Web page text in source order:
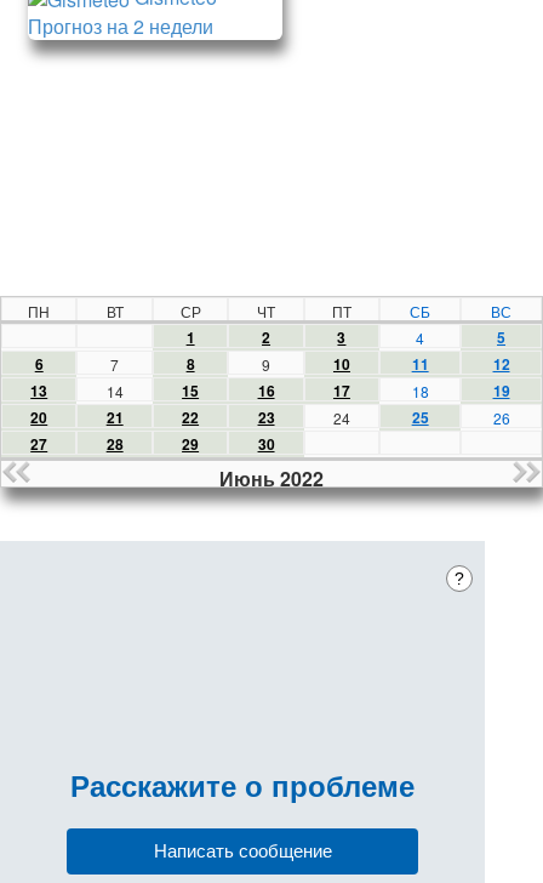
Прогноз на 2 недели
ПН ВТ СР ЧТ ПТ СБ ВС
1 2 3 4
5
6
7 8 9 10 11
12
13
14 15 16 17 18
19
20
21 22 23 24 25 26
27 28 29 30
Июнь 2022
?
Расскажите о проблеме
Написать сообщение